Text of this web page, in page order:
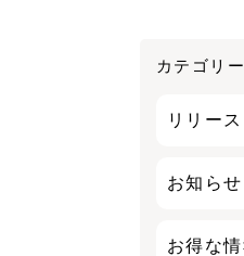
カテゴリー
リリース
お知らせ
お得な情